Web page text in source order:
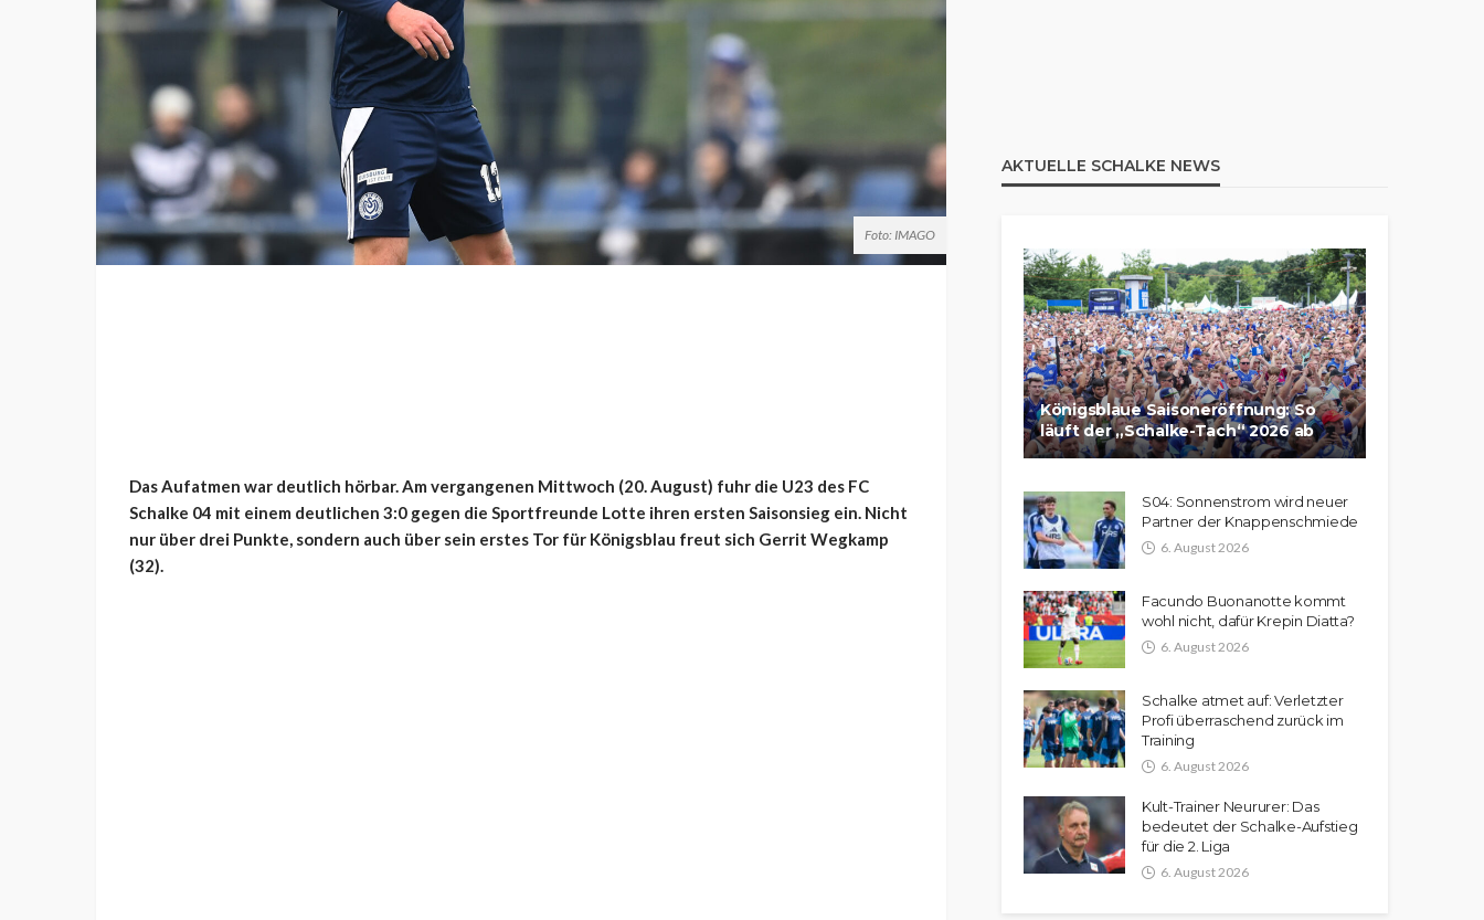
Foto: IMAGO
Das Aufatmen war deutlich hörbar. Am vergangenen Mittwoch (20. August) fuhr die U23 des FC
Schalke 04 mit einem deutlichen 3:0 gegen die Sportfreunde Lotte ihren ersten Saisonsieg ein. Nicht
nur über drei Punkte, sondern auch über sein erstes Tor für Königsblau freut sich Gerrit Wegkamp
(32).
AKTUELLE SCHALKE NEWS
Königsblaue Saisoneröffnung: So
läuft der „Schalke-Tach“ 2026 ab
S04: Sonnenstrom wird neuer
Partner der Knappenschmiede
6. August 2026
Facundo Buonanotte kommt
wohl nicht, dafür Krepin Diatta?
6. August 2026
Schalke atmet auf: Verletzter
Profi überraschend zurück im
Training
6. August 2026
Kult-Trainer Neururer: Das
bedeutet der Schalke-Aufstieg
für die 2. Liga
6. August 2026